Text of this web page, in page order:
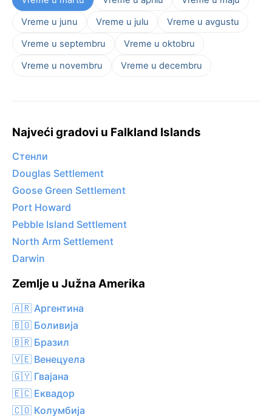
Vreme u junu
Vreme u julu
Vreme u avgustu
Vreme u septembru
Vreme u oktobru
Vreme u novembru
Vreme u decembru
Najveći gradovi u Falkland Islands
Стенли
Douglas Settlement
Goose Green Settlement
Port Howard
Pebble Island Settlement
North Arm Settlement
Darwin
Zemlje u Južna Amerika
🇦🇷 Аргентина
🇧🇴 Боливија
🇧🇷 Бразил
🇻🇪 Венецуела
🇬🇾 Гвајана
🇪🇨 Еквадор
🇨🇴 Колумбија